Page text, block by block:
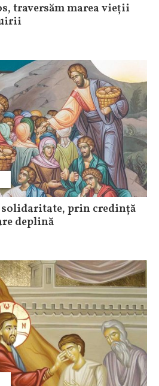
traversăm marea vieții
solidaritate, prin credință
deplină